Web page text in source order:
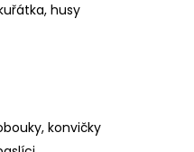
husy
konvičky